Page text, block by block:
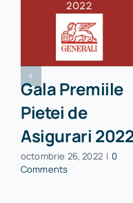
Gala Premiile
Pietei de
Asigurari
octombrie 26, 2022 | 0
Comments